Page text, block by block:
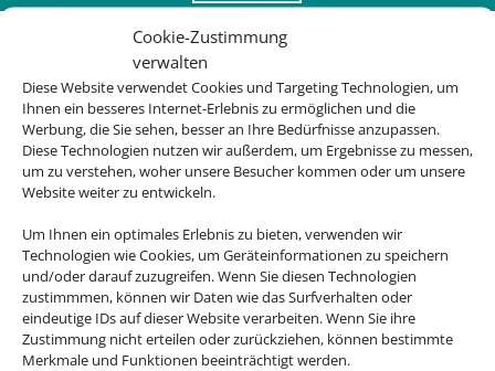
Cookie-Zustimmung
verwalten
Diese Website verwendet Cookies und Targeting Technologien, um
Ihnen ein besseres Internet-Erlebnis zu ermöglichen und die
Werbung, die Sie sehen, besser an Ihre Bedürfnisse anzupassen.
Diese Technologien nutzen wir außerdem, um Ergebnisse zu messen,
um zu verstehen, woher unsere Besucher kommen oder um unsere
Website weiter zu entwickeln.
Um Ihnen ein optimales Erlebnis zu bieten, verwenden wir
Technologien wie Cookies, um Geräteinformationen zu speichern
und/oder darauf zuzugreifen. Wenn Sie diesen Technologien
zustimmmen, können wir Daten wie das Surfverhalten oder
eindeutige IDs auf dieser Website verarbeiten. Wenn Sie ihre
Zustimmung nicht erteilen oder zurückziehen, können bestimmte
Merkmale und Funktionen beeinträchtigt werden.
Rechtliche Informationen